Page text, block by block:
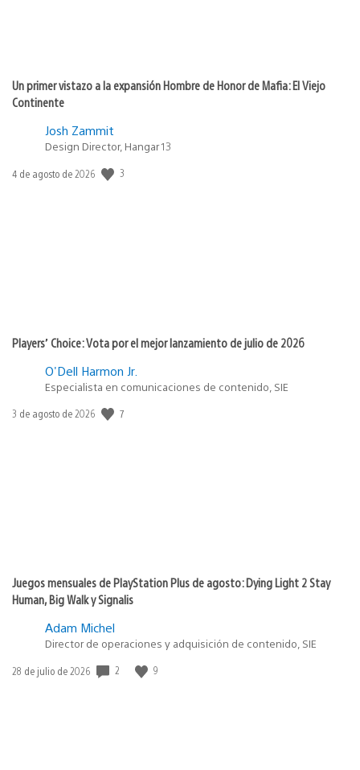
Un primer vistazo a la expansión Hombre de Honor de Mafia: El Viejo
Continente
Josh Zammit
Design Director, Hangar 13
Fecha
4 de agosto de 2026 3
Players’ Choice: Vota por el mejor lanzamiento de julio de 2026
O'Dell Harmon Jr.
Especialista en comunicaciones de contenido, SIE
Fecha
3 de agosto de 2026 7
Juegos mensuales de PlayStation Plus de agosto: Dying Light 2 Stay
Human, Big Walk y Signalis
Adam Michel
Director de operaciones y adquisición de contenido, SIE
Fecha
28 de julio de 2026 2 9